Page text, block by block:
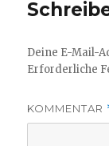
Deine E-Mail-
Erforderliche
KOMMENTAR